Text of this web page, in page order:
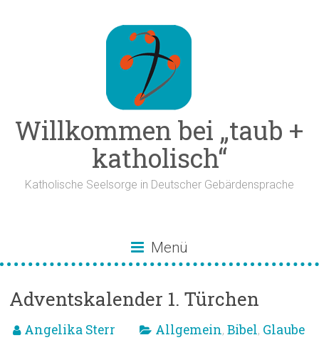
Willkommen bei „taub +
katholisch“
Katholische Seelsorge in Deutscher Gebärdensprache
Menü
Adventskalender 1. Türchen
Angelika Sterr Allgemein,Bibel, Glaube